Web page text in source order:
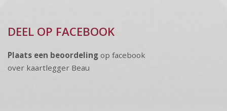
DEEL OP FACEBOOK
Plaats een beoordeling op facebook
over kaartlegger Beau